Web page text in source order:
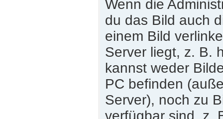
Wenn die
du das Bild auch
einem Bild
Server liegt, z. B.
kannst weder
PC befinden
Server), noch zu
verfügbar sind, z.